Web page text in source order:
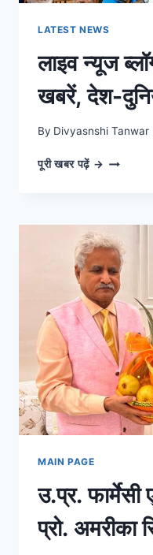
LATEST NEWS
लाइव न्यूज
खबरें, देश-
के बड़े
By Divyasnshi Tanwar
पूरी खबर पढ़ें → लाइव
की
ताजा
खबरें,
देश-
दुनिया,
बिजनेस
और
खेल
के
बड़े
अपडेट्स
|
MAIN PAGE
उ.प्र. फार्मेसी
प्रो. अमरीका